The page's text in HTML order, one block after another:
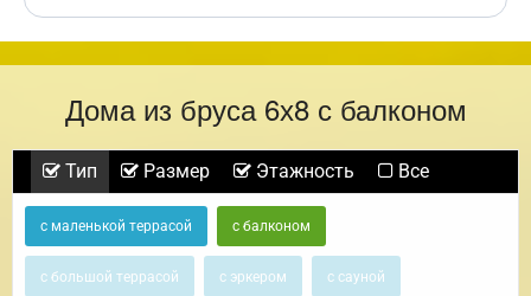
Дома из бруса 6х8 с балконом
Тип Размер Этажность Все
с маленькой террасой с балконом
с большой террасой с эркером с сауной